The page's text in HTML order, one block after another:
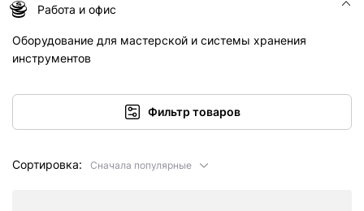
Работа и офис
Оборудование для мастерской и системы хранения
инструментов
Фильтр товаров
Сортировка: Сначала популярные